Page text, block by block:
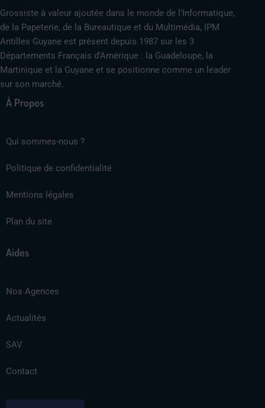
Grossiste à valeur ajoutée dans le monde de l’Informatique,
de la Papeterie, de la Bureautique et du Multimédia, IPM
Antilles Guyane est présent depuis 1987 sur les 3
Départements Français d’Amérique : la Guadeloupe, la
Martinique et la Guyane et se positionne comme un leader
sur son marché.
À Propos
Qui sommes-nous ?
Politique de confidentialité
Mentions légales
Plan du site
Aides
Nos Agences
Actualités
SAV
Contact